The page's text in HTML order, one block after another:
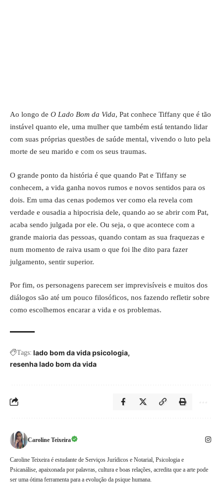
Ao longo de O Lado Bom da Vida, Pat conhece Tiffany que é tão
instável quanto ele, uma mulher que também está tentando lidar
com suas próprias questões de saúde mental, vivendo o luto pela
morte de seu marido e com os seus traumas.
O grande ponto da história é que quando Pat e Tiffany se
conhecem, a vida ganha novos rumos e novos sentidos para os
dois. Em uma das cenas podemos ver como ela revela com
verdade e ousadia a hipocrisia dele, quando ao se abrir com Pat,
acaba sendo julgada por ele. Ou seja, o que acontece com a
grande maioria das pessoas, quando contam as sua fraquezas e
num momento de raiva usam o que foi lhe dito para fazer
julgamento, sentir superior.
Por fim, os personagens parecem ser imprevisíveis e muitos dos
diálogos são até um pouco filosóficos, nos fazendo refletir sobre
como escolhemos encarar a vida e os problemas.
Tags: lado bom da vida psicologia
resenha lado bom da vida
Caroline Teixeira
Caroline Teixeira é estudante de Serviços Jurídicos e Notarial, Psicologia e
Psicanálise, apaixonada por palavras, cultura e boas relações, acredita que a arte pode
ser uma ótima ferramenta para a evolução da psique humana.